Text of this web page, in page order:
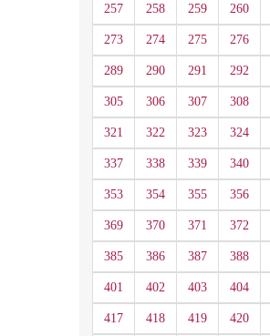
257 258 259 260
273 274 275 276
289 290 291 292
305 306 307 308
321 322 323 324
337 338 339 340
353 354 355 356
369 370 371 372
385 386 387 388
401 402 403 404
417 418 419 420